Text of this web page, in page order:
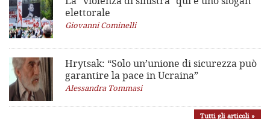
elettorale
Giovanni Cominelli
Hrytsak: “Solo un’unione di sicurezza può
garantire la pace in Ucraina”
Alessandra Tommasi
Tutti gli articoli »